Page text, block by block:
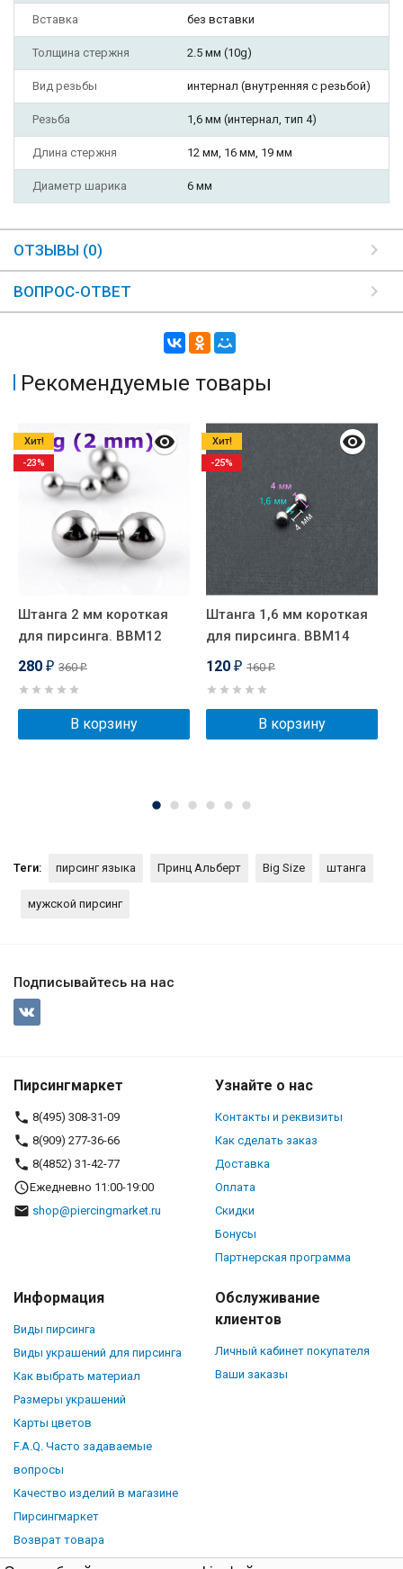
Вставка без вставки
Толщина стержня 2.5 мм (10g)
Вид резьбы интернал (внутренняя с резьбой)
Резьба 1,6 мм (интернал, тип 4)
Длина стержня 12 мм, 16 мм, 19 мм
Диаметр шарика 6 мм
ОТЗЫВЫ (0)
ВОПРОС-ОТВЕТ
Рекомендуемые товары
Штанга 2 мм короткая
для пирсинга. BBM12
280 ₽ 360₽
В корзину
Хит!
-23%
Штанга 1,6 мм короткая
для пирсинга. BBM14
120 ₽ 160₽
В корзину
Хит!
-25%
Теги: пирсинг языка Принц Альберт Big Size штанга
мужской пирсинг
Подписывайтесь на нас
Пирсингмаркет
8(495) 308-31-09
8(909) 277-36-66
8(4852) 31-42-77
Ежедневно 11:00-19:00
shop@piercingmarket.ru
Узнайте о нас
Контакты и реквизиты
Как сделать заказ
Доставка
Оплата
Скидки
Бонусы
Партнерская программа
Информация
Виды пирсинга
Виды украшений для пирсинга
Как выбрать материал
Размеры украшений
Карты цветов
F.A.Q. Часто задаваемые
вопросы
Качество изделий в магазине
Пирсингмаркет
Возврат товара
Обслуживание
клиентов
Личный кабинет покупателя
Ваши заказы